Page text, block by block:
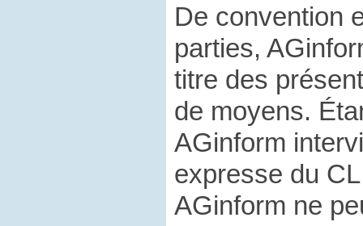
De convention
parties,
titre des
de moyens.
AGinform
expresse du
AGinform ne